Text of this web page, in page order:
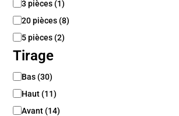
t
é
3 pièces (1)
20 pièces (8)
5 pièces (2)
Tirage
T
r
a
Bas (30)
Haut (11)
Avant (14)